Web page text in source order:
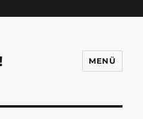
MENÜ